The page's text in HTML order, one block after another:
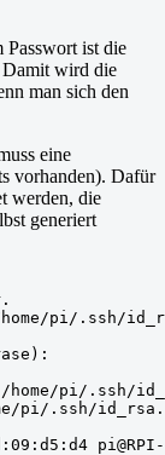
ist die
Damit wird die
man sich den
eine
vorhanden). Dafür
werden, die
generiert
pi/.ssh/
pi/.ssh/
pi/.ssh/
pi@RPI-